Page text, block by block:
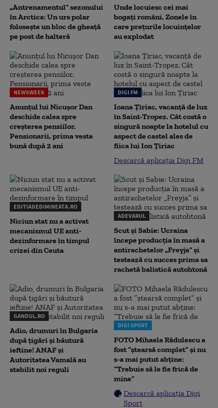
„Antrenamentul” sezonului
în Arctica: Un urs polar
folosește un bloc de gheață
pe post de halteră
Unde locuiesc cei mai
bogați români. Zonele în
care prețurile locuințelor
au explodat
NEWSWEEK
Anunțul lui Nicușor Dan
deschide calea spre
creșterea pensiilor.
Pensionarii, prima veste
bună după 2 ani
DIGI FM
Ioana Țiriac, vacanță de lux
în Saint-Tropez. Cât costă o
singură noapte la hotelul cu
aspect de castel ales de
fiica lui Ion Țiriac
Descarcă aplicația Digi FM
EDITIADEDIMINEATA.RO
Niciun stat nu a activat
mecanismul UE anti-
dezinformare în timpul
crizei din Ceuta
ADEVARUL
Scut și Sabie: Ucraina
începe producția în masă a
antirachetelor „Freyja” și
testează cu succes prima sa
rachetă balistică autohtonă
GANDUL.RO
Adio, drumuri în Bulgaria
după țigări și băutură
ieftine! ANAF și
Autoritatea Vamală au
stabilit noi reguli
DIGI SPORT
FOTO Mihaela Rădulescu a
fost ”ștearsă complet” și nu
s-a mai putut abține:
”Trebuie să le fie frică de
mine”
Descarcă aplicația Digi
Sport